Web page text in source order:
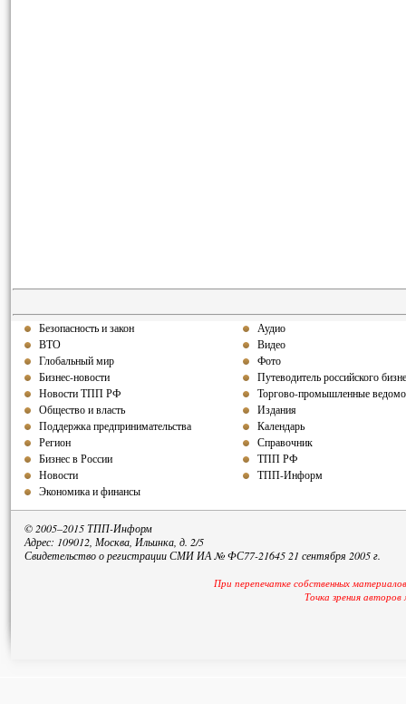
Безопасность и закон
ВТО
Глобальный мир
Бизнес-новости
Новости ТПП РФ
Общество и власть
Поддержка предпринимательства
Регион
Бизнес в России
Новости
Экономика и финансы
Аудио
Видео
Фото
Путеводитель российского
Торгово-промышленные
Издания
Календарь
Справочник
ТПП РФ
ТПП-Информ
© 2005–2015 ТПП-Информ
Адрес: 109012, Москва, Ильинка, д. 2/5
Свидетельство о регистрации СМИ ИА № ФС77-21645 21 сентября 2005 г.
При перепечатке собственных
Точка зрения